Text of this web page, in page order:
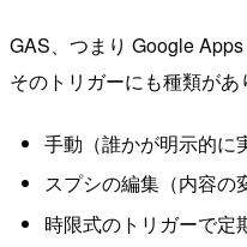
GAS、つまり Google
そのトリガーにも種類が
手動（誰かが明示的に
スプシの編集（内容の
時限式のトリガーで定